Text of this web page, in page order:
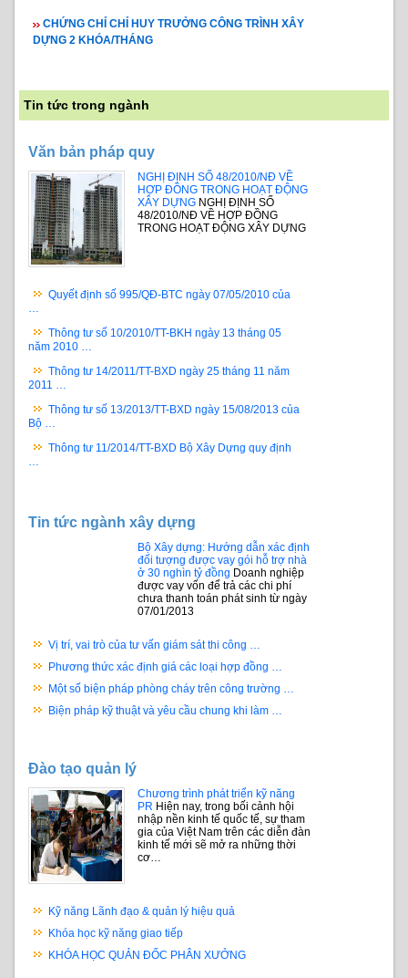
CHỨNG CHỈ CHỈ HUY TRƯỞNG CÔNG TRÌNH XÂY
DỰNG 2 KHÓA/THÁNG
Tin tức trong ngành
Văn bản pháp quy
NGHỊ ĐỊNH SỐ 48/2010/NĐ VỀ
HỢP ĐỒNG TRONG HOẠT ĐỘNG
XÂY DỰNG NGHỊ ĐỊNH SỐ
48/2010/NĐ VỀ HỢP ĐỒNG
TRONG HOẠT ĐỘNG XÂY DỰNG
Quyết định số 995/QĐ-BTC ngày 07/05/2010 của
…
Thông tư số 10/2010/TT-BKH ngày 13 tháng 05
năm 2010 …
Thông tư 14/2011/TT-BXD ngày 25 tháng 11 năm
2011 …
Thông tư số 13/2013/TT-BXD ngày 15/08/2013 của
Bộ …
Thông tư 11/2014/TT-BXD Bộ Xây Dựng quy định
…
Tin tức ngành xây dựng
Bộ Xây dựng: Hướng dẫn xác định
đối tượng được vay gói hỗ trợ nhà
ở 30 nghìn tỷ đồng Doanh nghiệp
được vay vốn để trả các chi phí
chưa thanh toán phát sinh từ ngày
07/01/2013
Vị trí, vai trò của tư vấn giám sát thi công …
Phương thức xác định giá các loại hợp đồng …
Một số biện pháp phòng cháy trên công trường …
Biện pháp kỹ thuật và yêu cầu chung khi làm …
Đào tạo quản lý
Chương trình phát triển kỹ năng
PR Hiện nay, trong bối cảnh hội
nhập nền kinh tế quốc tế, sự tham
gia của Việt Nam trên các diễn đàn
kinh tế mới sẽ mở ra những thời
cơ…
Kỹ năng Lãnh đạo & quản lý hiệu quả
Khóa học kỹ năng giao tiếp
KHÓA HỌC QUẢN ĐỐC PHÂN XƯỞNG